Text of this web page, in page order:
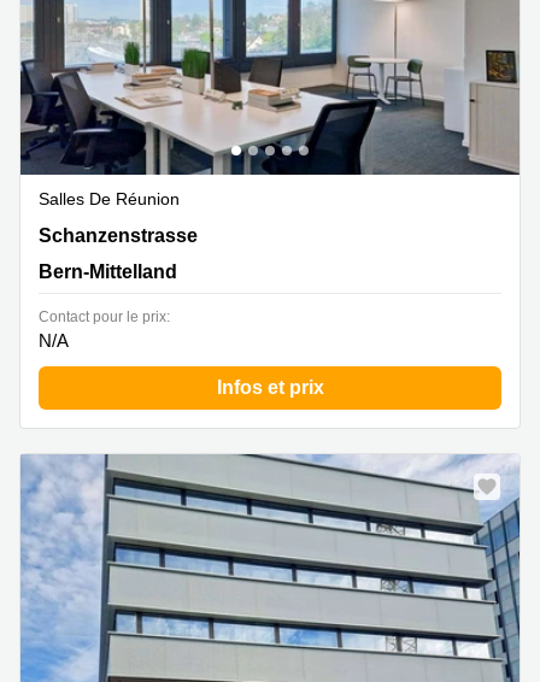
Salles De Réunion
Schanzenstrasse 4a, Bern-Mittelland
Schanzenstrasse
Bern-Mittelland
Contact pour le prix:
N/A
Infos et prix